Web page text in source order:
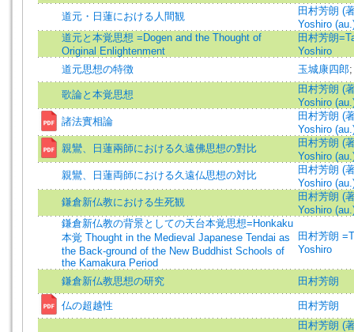
道元・日蓮における人間観
田村芳朗 (
Yoshiro
道元と本覚思想 =Dogen and the Thought of
Original Enlightenment
田村芳朗
Yoshiro
道元思想の特徴
玉城康四郎
歌論と本覚思想
田村芳朗 (
Yoshiro
諸法實相論
田村芳朗 (
Yoshiro
親鸞、日蓮兩師における久遠佛思想の對比
田村芳朗 (
Yoshiro
親鸞、日蓮両師における久遠仏思想の対比
田村芳朗 (
Yoshiro
鎌倉新仏教における生死観
田村芳朗 (
Yoshiro
鎌倉新仏教の背景としての天台本覚思想=Honkaku
本覚 Thought in the Medieval Japanese Tendai as
the Back-ground of the New Buddhist Schools of
the Kamakura Period
田村芳朗
Yoshiro
鎌倉新仏教思想の研究 田村芳朗
仏の超越性 田村芳朗
田村芳朗 (